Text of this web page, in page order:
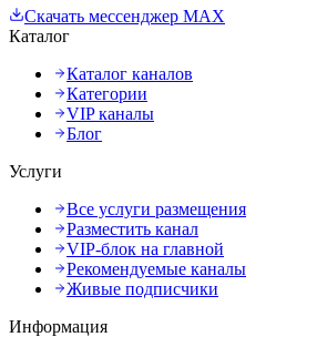
Скачать мессенджер MAX
Каталог
Каталог каналов
Категории
VIP каналы
Блог
Услуги
Все услуги размещения
Разместить канал
VIP-блок на главной
Рекомендуемые каналы
Живые подписчики
Информация